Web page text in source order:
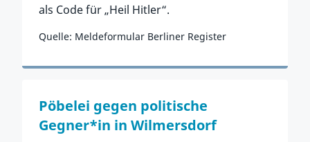
als Code für „Heil Hitler“.
Quelle: Meldeformular Berliner Register
Zum Vorfall
Pöbelei gegen politische
Gegner*in in Wilmersdorf